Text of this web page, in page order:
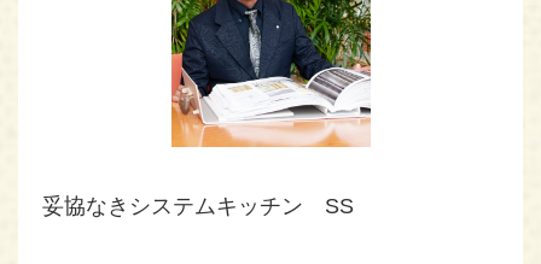
妥協なきシステムキッチン SS